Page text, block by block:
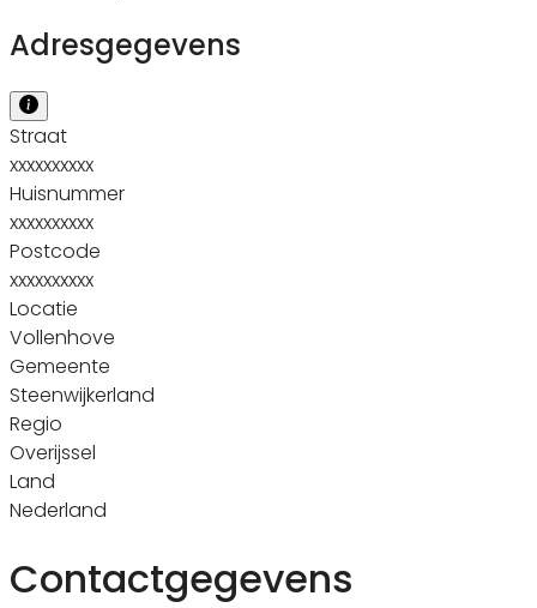
Adresgegevens
Straat
xxxxxxxxxx
Huisnummer
xxxxxxxxxx
Postcode
xxxxxxxxxx
Locatie
Vollenhove
Gemeente
Steenwijkerland
Regio
Overijssel
Land
Nederland
Contactgegevens